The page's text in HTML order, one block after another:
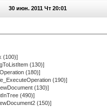
30 июн. 2011 Чт 20:01
(100)]
(130)]
(180)]
(190)]
(130)]
(490)]
(150)]